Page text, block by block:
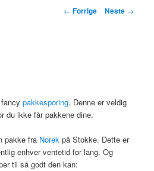
Innleggsnavigasjon
← Forrige Neste →
fancypakkesporing. Denne er veldig
du ikke får pakkene dine.
pakke fra Norek på Stokke. Dette er
enhver ventetid for lang. Og
til så godt den kan: